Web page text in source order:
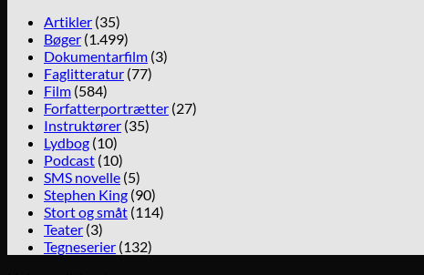
Artikler (35)
Bøger (1.499)
Dokumentarfilm (3)
Faglitteratur (77)
Film (584)
Forfatterportrætter (27)
Instruktører (35)
Lydbog (10)
Podcast (10)
SMS novelle (5)
Stephen King (90)
Stort og småt (114)
Teater (3)
Tegneserier (132)